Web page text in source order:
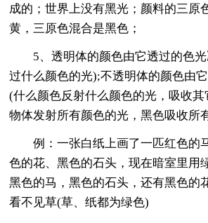
成的；世界上没有黑光；颜料的三原
黄，三原色混合是黑色；
5、透明体的颜色由它透过的色
过什么颜色的光);不透明体的颜色由
(什么颜色反射什么颜色的光，吸收
物体发射所有颜色的光，黑色吸收所
例：一张白纸上画了一匹红色的
色的花、黑色的石头，现在暗室里用
黑色的马，黑色的石头，还有黑色的
看不见草(草、纸都为绿色)